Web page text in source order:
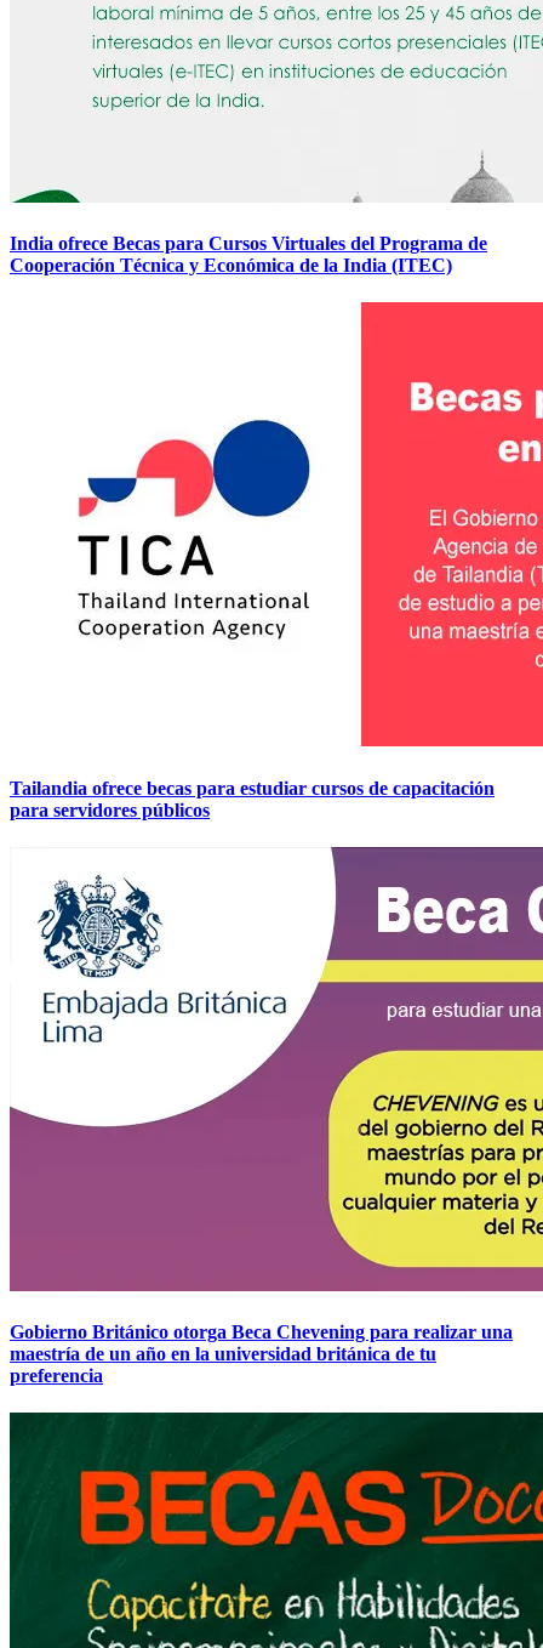
India ofrece Becas para Cursos Virtuales del Programa de
Cooperación Técnica y Económica de la India (ITEC)
Tailandia ofrece becas para estudiar cursos de capacitación
para servidores públicos
Gobierno Británico otorga Beca Chevening para realizar una
maestría de un año en la universidad británica de tu
preferencia